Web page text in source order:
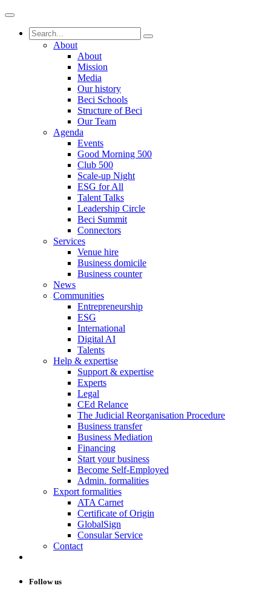
About
About
Mission
Media
Our history
Beci Schools
Structure of Beci
Our Team
Agenda
Events
Good Morning 500
Club 500
Scale-up Night
ESG for All
Talent Talks
Leadership Circle
Beci Summit
Connectors
Services
Venue hire
Business domicile
Business counter
News
Communities
Entrepreneurship
ESG
International
Digital AI
Talents
Help & expertise
Support & expertise
Experts
Legal
CEd Relance
The Judicial Reorganisation Procedure
Business transfer
Business Mediation
Financing
Start your business
Become Self-Employed
Admin. formalities
Export formalities
ATA Carnet
Certificate of Origin
GlobalSign
Consular Service
Contact
Follow us